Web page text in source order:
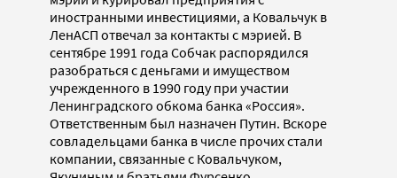
иностранными инвестициями, а Ковальчук в
ЛенАСП отвечал за контакты с мэрией. В
сентябре 1991 года Собчак распорядился
разобраться с деньгами и имуществом
учрежденного в 1990 году при участии
Ленинградского обкома банка «Россия».
Ответственным был назначен Путин. Вскоре
совладельцами банка в числе прочих стали
компании, связанные с Ковальчуком,